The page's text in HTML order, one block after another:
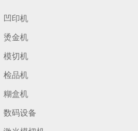
凹印机
烫金机
模切机
检品机
糊盒机
数码设备